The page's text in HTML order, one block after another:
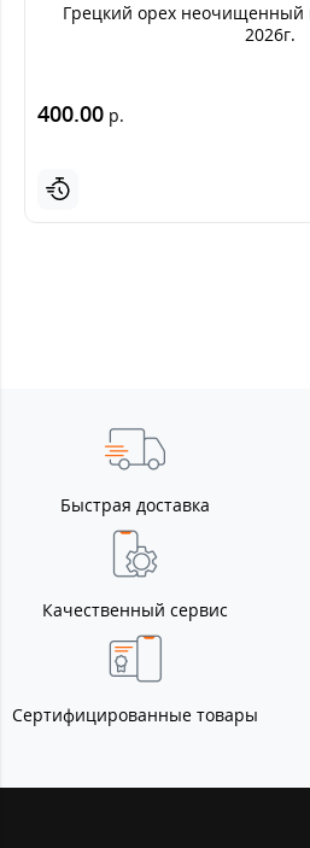
Грецкий орех неочищенный
2026г.
400.00 р.
Быстрая доставка
Качественный сервис
Сертифицированные товары